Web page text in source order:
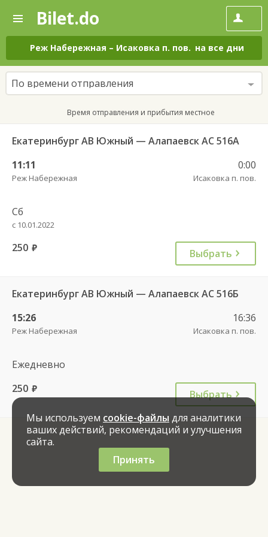
—
Поиск
и
покупка
билетов
на
автобус
онлайн
Bilet.do
Реж Наберeжная – Исаковка п. пов. на все дни
По времени отправления
Время отправления и прибытия местное
Екатеринбург АВ Южный — Алапаевск АС 516А
11:11
Реж Наберeжная
0:00
Исаковка п. пов.
Сб
с 10.01.2022
250 руб. Выбрать
Екатеринбург АВ Южный — Алапаевск АС 516Б
15:26
Реж Наберeжная
16:36
Исаковка п. пов.
Ежедневно
250 руб.
Выбрать
Мы используем cookie-файлы для аналитики
ваших действий, рекомендаций и улучшения
сайта.
Принять